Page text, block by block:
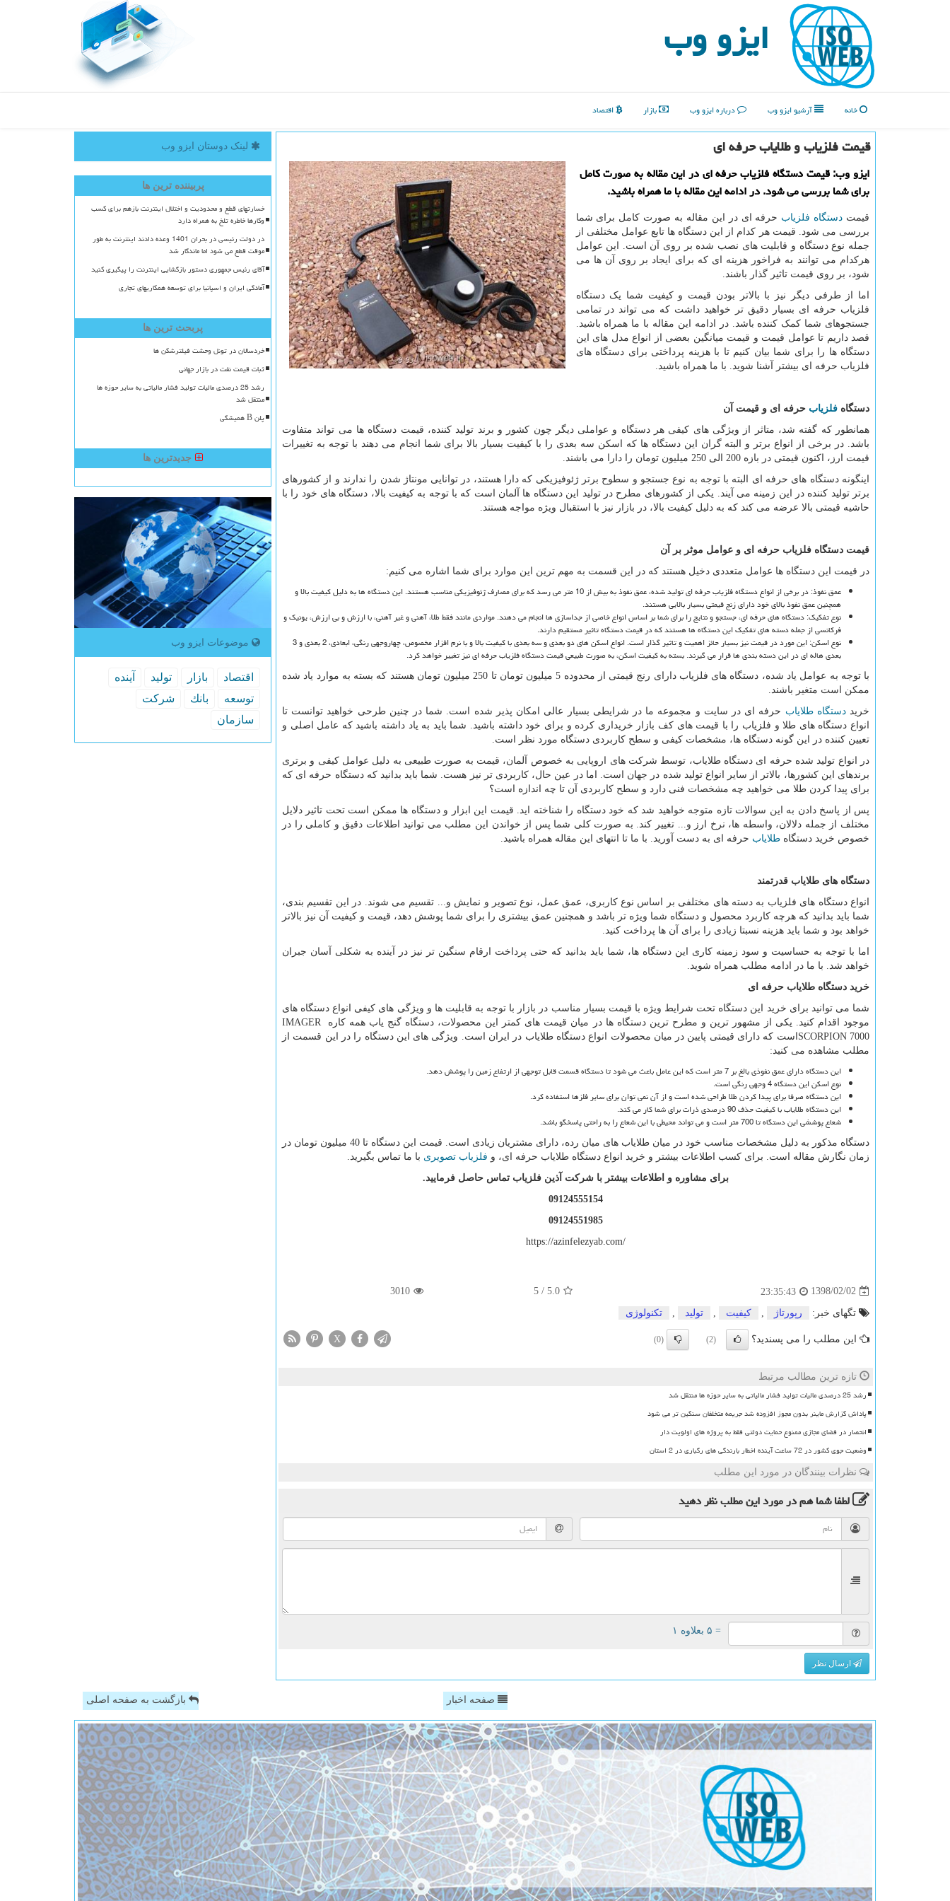
ایزو وب
خانه آرشیو ایزو وب درباره ایزو وب بازار اقتصاد
قیمت فلزیاب و طلایاب حرفه ای
ایزو وب: قیمت دستگاه فلزیاب حرفه ای در این مقاله به صورت كامل
برای شما بررسی می شود. در ادامه این مقاله با ما همراه باشید.
قیمت دستگاه فلزیاب حرفه ای در این مقاله به صورت کامل برای شما
بررسی می شود. قیمت هر کدام از این دستگاه ها تابع عوامل مختلفی از
جمله نوع دستگاه و قابلیت های نصب شده بر روی آن است. این عوامل
هرکدام می توانند به فراخور هزینه ای که برای ایجاد بر روی آن ها می
شود، بر روی قیمت تاثیر گذار باشند.
اما از طرفی دیگر نیز با بالاتر بودن قیمت و کیفیت شما یک دستگاه
فلزیاب حرفه ای بسیار دقیق تر خواهید داشت که می تواند در تمامی
جستجوهای شما کمک کننده باشد. در ادامه این مقاله با ما همراه باشید.
قصد داریم تا عوامل قیمت و قیمت میانگین بعضی از انواع مدل های این
دستگاه ها را برای شما بیان کنیم تا با هزینه پرداختی برای دستگاه های
فلزیاب حرفه ای بیشتر آشنا شوید. با ما همراه باشید.
دستگاه فلزیاب حرفه ای و قیمت آن
همانطور که گفته شد، متاثر از ویژگی های کیفی هر دستگاه و عواملی دیگر چون کشور و برند تولید کننده، قیمت دستگاه ها می تواند متفاوت
باشد. در برخی از انواع برتر و البته گران این دستگاه ها که اسکن سه بعدی را با کیفیت بسیار بالا برای شما انجام می دهند با توجه به تغییرات
قیمت ارز، اکنون قیمتی در بازه 200 الی 250 میلیون تومان را دارا می باشند.
اینگونه دستگاه های حرفه ای البته با توجه به نوع جستجو و سطوح برتر ژئوفیزیکی که دارا هستند، در توانایی مونتاژ شدن را ندارند و از کشورهای
برتر تولید کننده در این زمینه می آیند. یکی از کشورهای مطرح در تولید این دستگاه ها آلمان است که با توجه به کیفیت بالا، دستگاه های خود را با
حاشیه قیمتی بالا عرضه می کند که به دلیل کیفیت بالا، در بازار نیز با استقبال ویژه مواجه هستند.
قیمت دستگاه فلزیاب حرفه ای و عوامل موثر بر آن
در قیمت این دستگاه ها عوامل متعددی دخیل هستند که در این قسمت به مهم ترین این موارد برای شما اشاره می کنیم:
عمق نفوذ: در برخی از انواع دستگاه فلزیاب حرفه ای تولید شده، عمق نفوذ به بیش از 10 متر می رسد که برای مصارف ژئوفیزیکی مناسب هستند. این دستگاه ها به دلیل کیفیت بالا و
همچنین عمق نفوذ بالای خود دارای زنج قیمتی بسیار بالایی هستند.
نوع تفکیک: دستگاه های حرفه ای، جستجو و نتایج را برای شما بر اساس انواع خاصی از جداسازی ها انجام می دهند. مواردی مانند فقط طلا، آهنی و غیر آهنی، با ارزش و بی ارزش، یونیک و
فرکانسی از جمله دسته های تفکیک این دستگاه ها هستند که در قیمت دستگاه تاثیر مستقیم دارند.
نوع اسکن: این مورد در قیمت نیز بسیار حائز اهمیت و تاثیر گذار است. انواع اسکن های دو بعدی و سه بعدی با کیفیت بالا و با نرم افزار مخصوص، چهاروجهی رنگی، ابعادی، 2 بعدی و 3
بعدی هاله ای در این دسته بندی ها قرار می گیرند. بسته به کیفیت اسکن، به صورت طبیعی قیمت دستگاه فلزیاب حرفه ای نیز تغییر خواهد کرد.
با توجه به عوامل یاد شده، دستگاه های فلزیاب دارای رنج قیمتی از محدوده 5 میلیون تومان تا 250 میلیون تومان هستند که بسته به موارد یاد شده
ممکن است متغیر باشند.
خریددستگاه طلایاب حرفه ای در سایت و مجموعه ما در شرایطی بسیار عالی امکان پذیر شده است. شما در چنین طرحی خواهید توانست تا
انواع دستگاه های طلا و فلزیاب را با قیمت های کف بازار خریداری کرده و برای خود داشته باشید. شما باید به یاد داشته باشید که عامل اصلی و
تعیین کننده در این گونه دستگاه ها، مشخصات کیفی و سطح کاربردی دستگاه مورد نظر است.
در انواع تولید شده حرفه ای دستگاه طلایاب، توسط شرکت های اروپایی به خصوص آلمان، قیمت به صورت طبیعی به دلیل عوامل کیفی و برتری
برندهای این کشورها، بالاتر از سایر انواع تولید شده در جهان است. اما در عین حال، کاربردی تر نیز هست. شما باید بدانید که دستگاه حرفه ای که
برای پیدا کردن طلا می خواهید چه مشخصات فنی دارد و سطح کاربردی آن تا چه اندازه است؟
پس از پاسخ دادن به این سوالات تازه متوجه خواهید شد که خود دستگاه را شناخته اید. قیمت این ابزار و دستگاه ها ممکن است تحت تاثیر دلایل
مختلف از جمله دلالان، واسطه ها، نرخ ارز و... تغییر کند. به صورت کلی شما پس از خواندن این مطلب می توانید اطلاعات دقیق و کاملی را در
خصوص خرید دستگاه طلایاب حرفه ای به دست آورید. با ما تا انتهای این مقاله همراه باشید.
دستگاه های طلایاب قدرتمند
انواع دستگاه های فلزیاب به دسته های مختلفی بر اساس نوع کاربری، عمق عمل، نوع تصویر و نمایش و... تقسیم می شوند. در این تقسیم بندی،
شما باید بدانید که هرچه کاربرد محصول و دستگاه شما ویژه تر باشد و همچنین عمق بیشتری را برای شما پوشش دهد، قیمت و کیفیت آن نیز بالاتر
خواهد بود و شما باید هزینه نسبتا زیادی را برای آن ها پرداخت کنید.
اما با توجه به حساسیت و سود زمینه کاری این دستگاه ها، شما باید بدانید که حتی پرداخت ارقام سنگین تر نیز در آینده به شکلی آسان جبران
خواهد شد. با ما در ادامه مطلب همراه شوید.
خرید دستگاه طلایاب حرفه ای
شما می توانید برای خرید این دستگاه تحت شرایط ویژه با قیمت بسیار مناسب در بازار با توجه به قابلیت ها و ویژگی های کیفی انواع دستگاه های
موجود اقدام کنید. یکی از مشهور ترین و مطرح ترین دستگاه ها در میان قیمت های کمتر این محصولات، دستگاه گنج یاب همه کارهIMAGER
SCORPION 7000 است که دارای قیمتی پایین در میان محصولات انواع دستگاه طلایاب در ایران است. ویژگی های این دستگاه را در این قسمت از
مطلب مشاهده می کنید:
این دستگاه دارای عمق نفوذی بالغ بر 7 متر است که این عامل باعث می شود تا دستگاه قسمت قابل توجهی از ارتفاع زمین را پوشش دهد.
نوع اسکن این دستگاه 4 وجهی رنگی است.
این دستگاه صرفا برای پیدا کردن طلا طراحی شده است و از آن نمی توان برای سایر فلزها استفاده کرد.
این دستگاه طلایاب با کیفیت حذف 90 درصدی ذرات برای شما کار می کند.
شعاع پوششی این دستگاه تا 700 متر است و می تواند محیطی با این شعاع را به راحتی پاسخگو باشد.
دستگاه مذکور به دلیل مشخصات مناسب خود در میان طلایاب های میان رده، دارای مشتریان زیادی است. قیمت این دستگاه تا 40 میلیون تومان در
زمان نگارش مقاله است. برای کسب اطلاعات بیشتر و خرید انواع دستگاه طلایاب حرفه ای، و فلزیاب تصویری با ما تماس بگیرید.
برای مشاوره و اطلاعات بیشتر با شرکت آذین فلزیاب تماس حاصل فرمایید.
09124555154
09124551985
https://azinfelezyab.com/
1398/02/02
23:35:43
5.0
/
5
3010
تگهای خبر: رپورتاژ كیفیت تولید تكنولوژی
این مطلب را می پسندید؟ (2)
(0)
X
تازه ترین مطالب مرتبط
رشد 25 درصدی مالیات تولید فشار مالیاتی به سایر حوزه ها منتقل شد
پاداش گزارش ماینر بدون مجوز افزوده شد جریمه متخلفان سنگین تر می شود
انحصار در فضای مجازی ممنوع حمایت دولتی فقط به پروژه های اولویت دار
وضعیت جوی کشور در 72 ساعت آینده اخطار بارندگی های رگباری در 2 استان
نظرات بینندگان در مورد این مطلب
لطفا شما همدر مورد این مطلبنظر دهید
= ۵ بعلاوه ۱
ارسال نظر
لینک دوستان ایزو وب
پربیننده ترین ها
خسارتهای قطع و محدودیت و اختلال اینترنت بازهم برای کسب
وکارها خاطره تلخ به همراه دارد
در دولت رئیسی در بحران 1401 وعده دادند اینترنت به طور
موقت قطع می شود اما ماندگار شد
آقای رئیس جمهوری دستور بازگشایی اینترنت را پیگیری کنید
آمادگی ایران و اسپانیا برای توسعه همکاریهای تجاری
پربحث ترین ها
خردسالان در تونل وحشت فیلترشکن ها
ثبات قیمت نفت در بازار جهانی
رشد 25 درصدی مالیات تولید فشار مالیاتی به سایر حوزه ها
منتقل شد
پلن B همیشگی
جدیدترین ها
موضوعات ایزو وب
اقتصاد بازار تولید
آینده
توسعه
بانك
شركت
سازمان
صفحه اخبار بازگشت به صفحه اصلی